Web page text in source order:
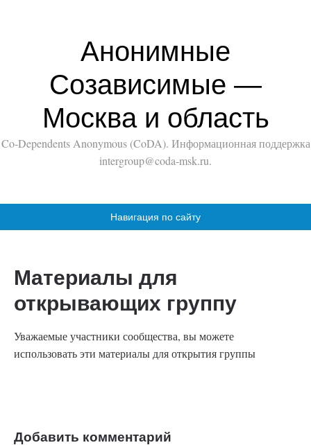
Анонимные
Созависимые —
Москва и область
Co-Dependents Anonymous (CoDA). Информационная поддержка
intergroup@coda-msk.ru.
Навигация по сайту
Материалы для
открывающих группу
Уважаемые участники сообщества, вы можете
использовать эти материалы для открытия группы
Добавить комментарий